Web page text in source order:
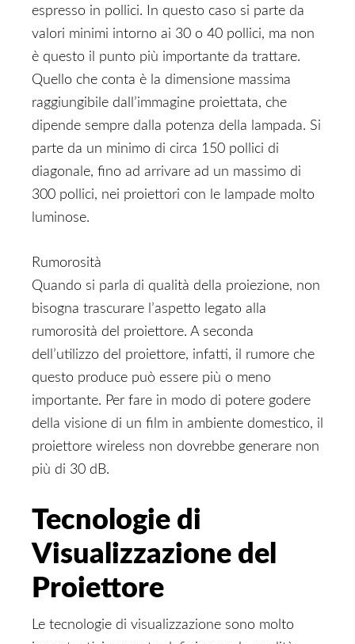
espresso in pollici. In questo caso si parte da
valori minimi intorno ai 30 o 40 pollici, ma non
è questo il punto più importante da trattare.
Quello che conta è la dimensione massima
raggiungibile dall’immagine proiettata, che
dipende sempre dalla potenza della lampada. Si
parte da un minimo di circa 150 pollici di
diagonale, fino ad arrivare ad un massimo di
300 pollici, nei proiettori con le lampade molto
luminose.
Rumorosità
Quando si parla di qualità della proiezione, non
bisogna trascurare l’aspetto legato alla
rumorosità del proiettore. A seconda
dell’utilizzo del proiettore, infatti, il rumore che
questo produce può essere più o meno
importante. Per fare in modo di potere godere
della visione di un film in ambiente domestico, il
proiettore wireless non dovrebbe generare non
più di 30 dB.
Tecnologie di
Visualizzazione del
Proiettore
Le tecnologie di visualizzazione sono molto